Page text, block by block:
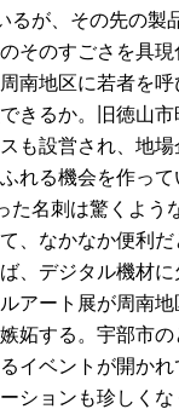
るが、その先の製
そのすごさを具
南地区に若者を呼
きるか。旧徳山
も設営され、地
れる機会を作って
た名刺は驚くよう
、なかなか便利
、デジタル機材
アート展が周南
妬する。宇部市
イベントが開か
ションも珍しく